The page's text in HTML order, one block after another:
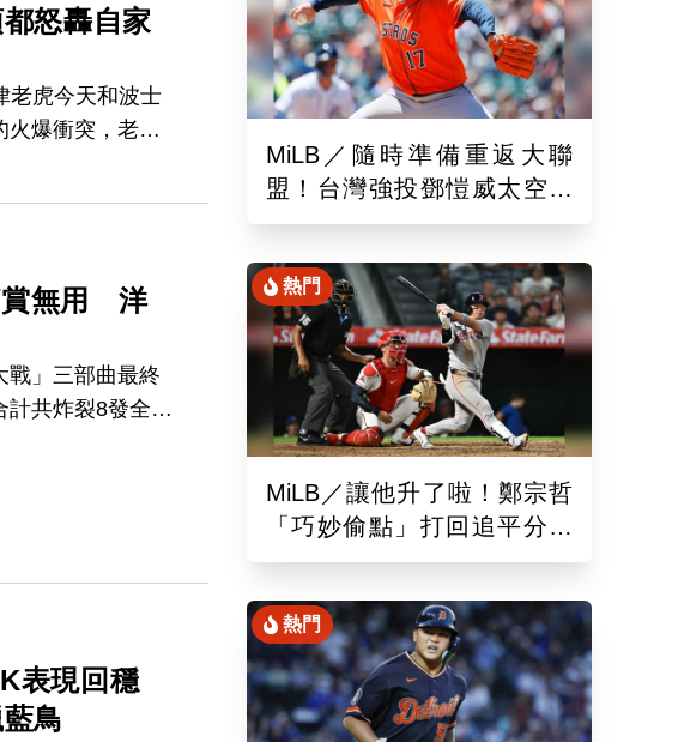
怒轟自家
老虎今天和波士
火爆衝突，老虎
賞無用 洋
戰」三部曲最終
計共炸裂8發全壘
表現回穩
鳥
MiLB／隨時準備重返大聯
盟！台灣強投鄧愷威太空人
3A登板後援1.2局飆3K
熱門
MiLB／讓他升了啦！鄭宗哲
「巧妙偷點」打回追平分助
隊以10比4大勝
熱門